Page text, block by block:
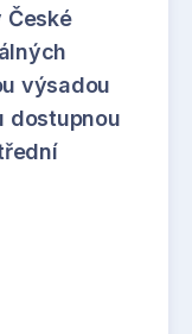
České
výsadou
dostupnou